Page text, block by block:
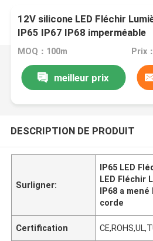
12V silicone LED Fléchir
IP65 IP67 IP68 imperméable
MOQ：100m Prix
meilleur prix
DESCRIPTION DE PRODUIT
Surligner:
IP65 LED
LED Fléchir
IP68 a
corde
Certification